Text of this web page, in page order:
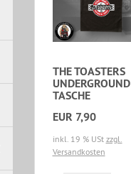
THE TOASTERS
UNDERGROUND
TASCHE
EUR 7,90
inkl. 19 % USt zzgl.
Versandkosten